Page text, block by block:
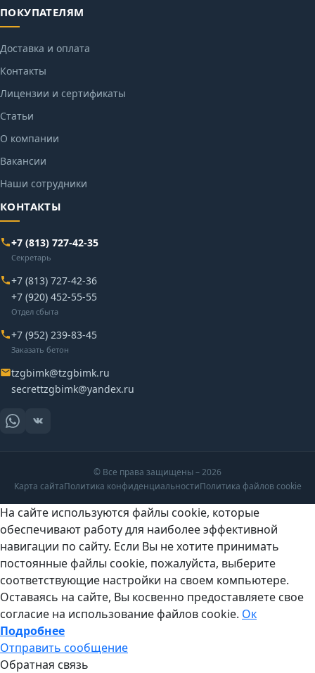
ПОКУПАТЕЛЯМ
Доставка и оплата
Контакты
Лицензии и сертификаты
Статьи
О компании
Вакансии
Наши сотрудники
КОНТАКТЫ
+7 (813) 727-42-35
Секретарь
+7 (813) 727-42-36
+7 (920) 452-55-55
Отдел сбыта
+7 (952) 239-83-45
Заказать бетон
tzgbimk@tzgbimk.ru
secrettzgbimk@yandex.ru
© Все права защищены – 2026
Карта сайтаПолитика конфиденциальностиПолитика файлов cookie
На сайте используются файлы cookie, которые
обеспечивают работу для наиболее эффективной
навигации по сайту. Если Вы не хотите принимать
постоянные файлы cookie, пожалуйста, выберите
соответствующие настройки на своем компьютере.
Оставаясь на сайте, Вы косвенно предоставляете свое
согласие на использование файлов cookie. Ок
Подробнее
Отправить сообщение
Обратная связь